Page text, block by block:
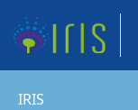
IRIS